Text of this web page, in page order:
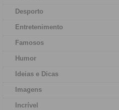
Desporto
Entretenimento
Famosos
Humor
Ideias e Dicas
Imagens
Incrível